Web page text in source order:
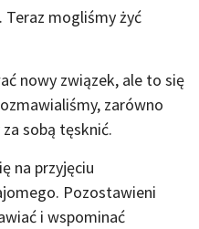
Teraz mogliśmy żyć
nowy związek, ale to się
zarówno
sobą tęsknić.
na przyjęciu
Pozostawieni
i wspominać